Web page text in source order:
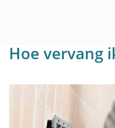
Hoe vervang